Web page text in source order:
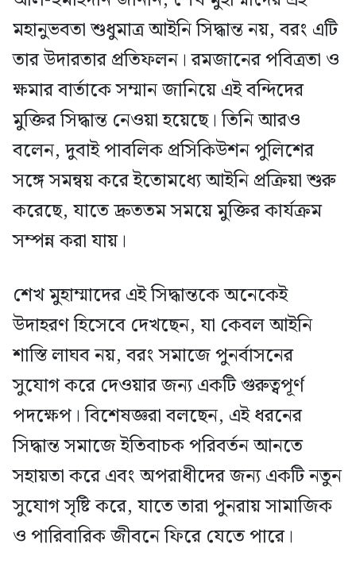
মহানুভবতা শুধুমাত্র আইনি সিদ্ধান্ত নয়, বরং এটি
তার উদারতার প্রতিফলন। রমজানের পবিত্রতা ও
ক্ষমার বার্তাকে সম্মান জানিয়ে এই বন্দিদের
মুক্তির সিদ্ধান্ত নেওয়া হয়েছে। তিনি আরও
বলেন, দুবাই পাবলিক প্রসিকিউশন পুলিশের
সঙ্গে সমন্বয় করে ইতোমধ্যে আইনি প্রক্রিয়া শুরু
করেছে, যাতে দ্রুততম সময়ে মুক্তির কার্যক্রম
সম্পন্ন করা যায়।
শেখ মুহাম্মাদের এই সিদ্ধান্তকে অনেকেই
উদাহরণ হিসেবে দেখছেন, যা কেবল আইনি
শাস্তি লাঘব নয়, বরং সমাজে পুনর্বাসনের
সুযোগ করে দেওয়ার জন্য একটি গুরুত্বপূর্ণ
পদক্ষেপ। বিশেষজ্ঞরা বলছেন, এই ধরনের
সিদ্ধান্ত সমাজে ইতিবাচক পরিবর্তন আনতে
সহায়তা করে এবং অপরাধীদের জন্য একটি নতুন
সুযোগ সৃষ্টি করে, যাতে তারা পুনরায় সামাজিক
ও পারিবারিক জীবনে ফিরে যেতে পারে।